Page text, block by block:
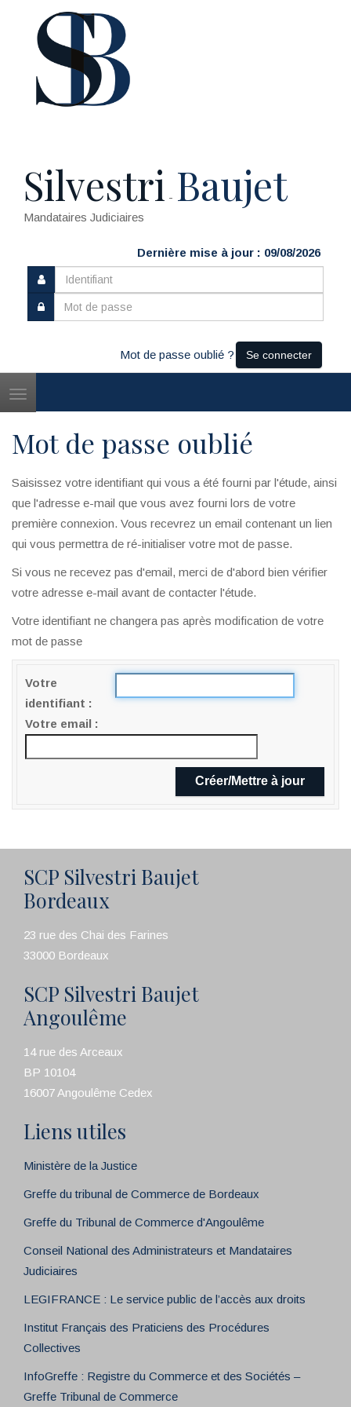
Silvestri - Baujet
Mandataires Judiciaires
Dernière mise à jour : 09/08/2026
Mot de passe oublié ? Se connecter
Toggle
Mot de passe oublié
Saisissez votre identifiant qui vous a été fourni par l'étude, ainsi
que l'adresse e-mail que vous avez fourni lors de votre
première connexion. Vous recevrez un email contenant un lien
qui vous permettra de ré-initialiser votre mot de passe.
Si vous ne recevez pas d'email, merci de d'abord bien vérifier
votre adresse e-mail avant de contacter l'étude.
Votre identifiant ne changera pas après modification de votre
mot de passe
Votre
identifiant
Votre email
SCP Silvestri Baujet
Bordeaux
23 rue des Chai des Farines
33000 Bordeaux
SCP Silvestri Baujet
Angoulême
14 rue des Arceaux
BP 10104
16007 Angoulême Cedex
Liens utiles
Ministère de la Justice
Greffe du tribunal de Commerce de Bordeaux
Greffe du Tribunal de Commerce d'Angoulême
Conseil National des Administrateurs et Mandataires
Judiciaires
LEGIFRANCE : Le service public de l’accès aux droits
Institut Français des Praticiens des Procédures
Collectives
InfoGreffe : Registre du Commerce et des Sociétés –
Greffe Tribunal de Commerce